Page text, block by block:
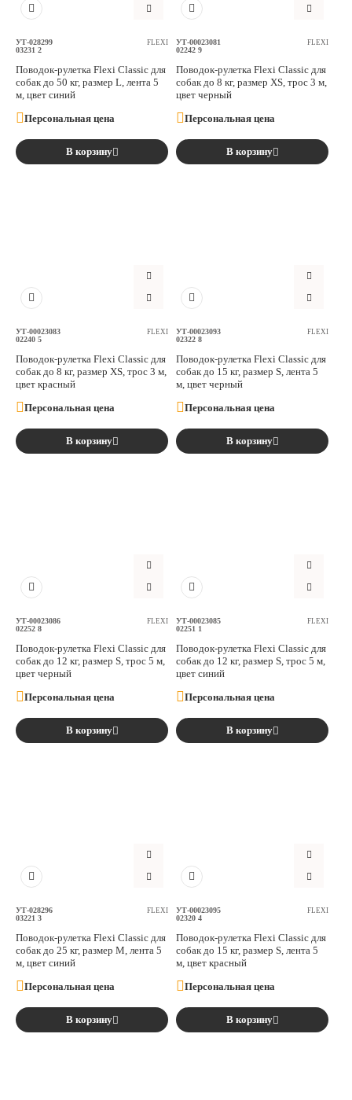
УТ-028299
03231 2
FLEXI
Поводок-рулетка Flexi Classic для
собак до 50 кг, размер L, лента 5
м, цвет синий
Персональная цена
В корзину
УТ-00023081
02242 9
FLEXI
Поводок-рулетка Flexi Classic для
собак до 8 кг, размер XS, трос 3 м,
цвет черный
Персональная цена
В корзину
УТ-00023083
02240 5
FLEXI
Поводок-рулетка Flexi Classic для
собак до 8 кг, размер XS, трос 3 м,
цвет красный
Персональная цена
В корзину
УТ-00023093
02322 8
FLEXI
Поводок-рулетка Flexi Classic для
собак до 15 кг, размер S, лента 5
м, цвет черный
Персональная цена
В корзину
УТ-00023086
02252 8
FLEXI
Поводок-рулетка Flexi Classic для
собак до 12 кг, размер S, трос 5 м,
цвет черный
Персональная цена
В корзину
УТ-00023085
02251 1
FLEXI
Поводок-рулетка Flexi Classic для
собак до 12 кг, размер S, трос 5 м,
цвет синий
Персональная цена
В корзину
УТ-028296
03221 3
FLEXI
Поводок-рулетка Flexi Classic для
собак до 25 кг, размер M, лента 5
м, цвет синий
Персональная цена
В корзину
УТ-00023095
02320 4
FLEXI
Поводок-рулетка Flexi Classic для
собак до 15 кг, размер S, лента 5
м, цвет красный
Персональная цена
В корзину